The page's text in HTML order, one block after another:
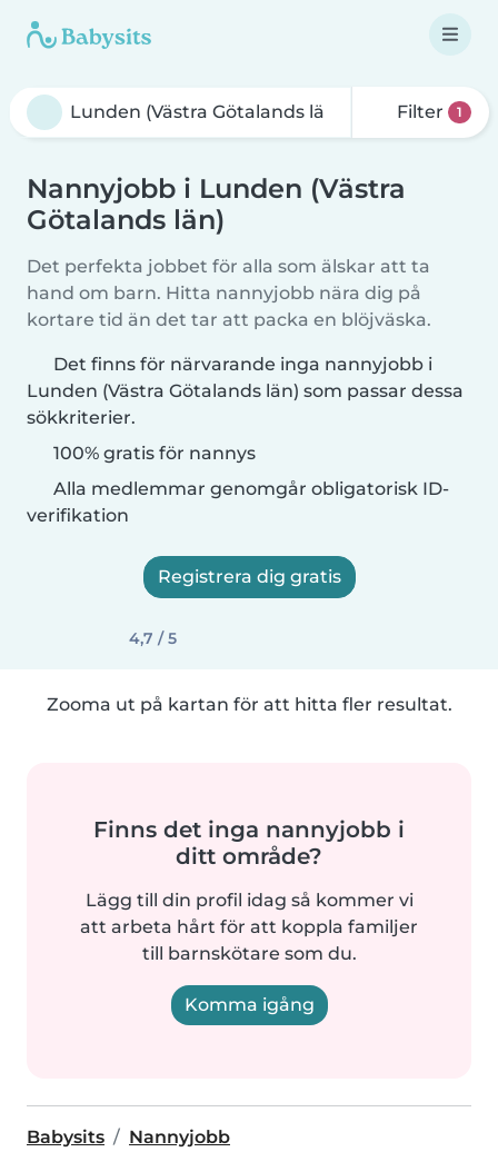
Filter 1
Nannyjobb i Lunden (Västra
Götalands län)
Det perfekta jobbet för alla som älskar att ta
hand om barn. Hitta nannyjobb nära dig på
kortare tid än det tar att packa en blöjväska.
Det finns för närvarande inga nannyjobb i
Lunden (Västra Götalands län) som passar dessa
sökkriterier.
100% gratis för nannys
Alla medlemmar genomgår obligatorisk ID-
verifikation
Registrera dig gratis
4,7 / 5
Zooma ut på kartan för att hitta fler resultat.
Finns det inga nannyjobb i
ditt område?
Lägg till din profil idag så kommer vi
att arbeta hårt för att koppla familjer
till barnskötare som du.
Komma igång
Babysits
Nannyjobb